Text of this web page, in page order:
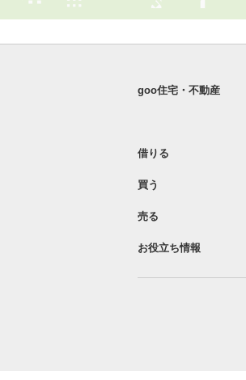
goo住宅・不動産
借りる
買う
売る
お役立ち情報